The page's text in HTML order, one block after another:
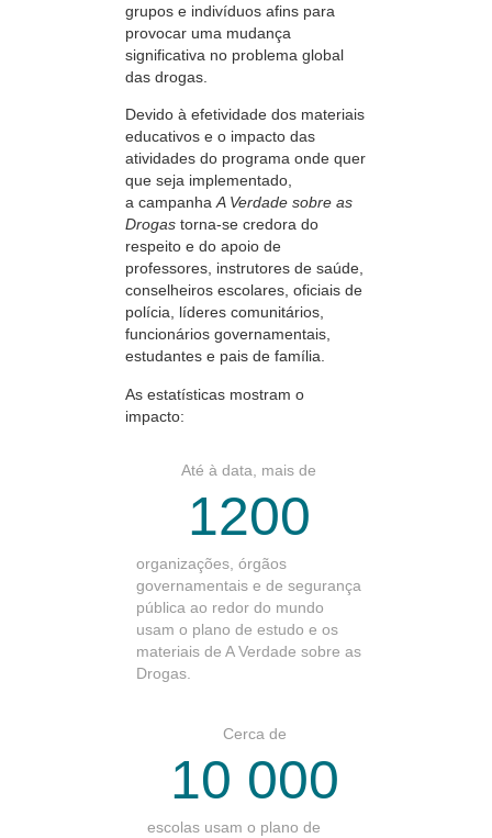
grupos e indivíduos afins para
provocar uma mudança
significativa no problema global
das drogas.
Devido à efetividade dos materiais
educativos e o impacto das
atividades do programa onde quer
que seja implementado,
a campanhaA Verdade sobre as
Drogas torna-se credora do
respeito e do apoio de
professores, instrutores de saúde,
conselheiros escolares, oficiais de
polícia, líderes comunitários,
funcionários governamentais,
estudantes e pais de família.
As estatísticas mostram o
impacto:
Até à data, mais de
1200
organizações, órgãos
governamentais e de segurança
pública ao redor do mundo
usam o plano de estudo e os
materiais de A Verdade sobre as
Drogas.
Cerca de
10 000
escolas usam o plano de